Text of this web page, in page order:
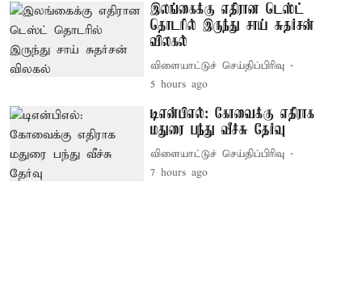
இலங்கைக்கு எதிரான டெஸ்ட்
தொடரில் இருந்து சாய் சுதர்சன்
விலகல்
விளையாட்டுச் செய்திப்பிரிவு
5 hours ago
டிஎன்பிஎல்: கோவைக்கு எதிராக
மதுரை பந்து வீச்சு தேர்வு
விளையாட்டுச் செய்திப்பிரிவு
7 hours ago